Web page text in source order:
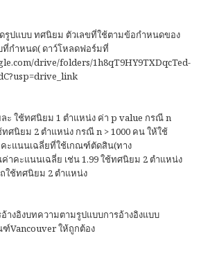
รูปแบบ ทศนิยม ตัวเลขที่ใช้ตามข้อกำหนดของ
ที่กำหนด( ดาว์โหลดฟอร์มที่
drive/folders/1h8qT9HY9TXDqcTed-
ละ ใช้ทศนิยม 1 ตำแหน่ง ค่า p value กรณี n
ศนิยม 2 ตำแหน่ง กรณี n > 1000 คน ให้ใช้
ะแนนเฉลี่ยที่ใช้เกณฑ์ตัดสิน(ทาง
าคะแนนเฉลี่ย เช่น 1.99 ใช้ทศนิยม 2 ตำแหน่ง
ใช้ทศนิยม 2 ตำแหน่ง
างอิงบทความตามรูปแบบการอ้างอิงแบบ
Vancouver ให้ถูกต้อง